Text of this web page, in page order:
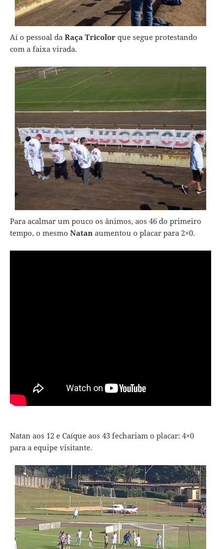
Aí o pessoal da Raça Tricolor que segue protestando
com a faixa virada.
Para acalmar um pouco os ânimos, aos 46 do primeiro
tempo, o mesmo Natan aumentou o placar para 2×0.
Natan aos 12 e Caíque aos 43 fechariam o placar: 4×0
para a equipe visitante.